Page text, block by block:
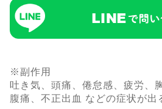
※副作用
吐き気、頭痛、倦怠感、疲労、
腹痛、不正出血 などの症状が出